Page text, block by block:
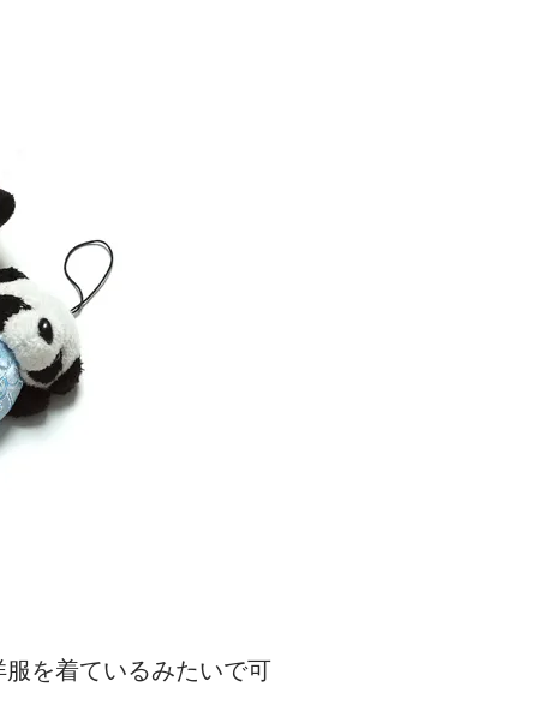
を着ているみたいで可